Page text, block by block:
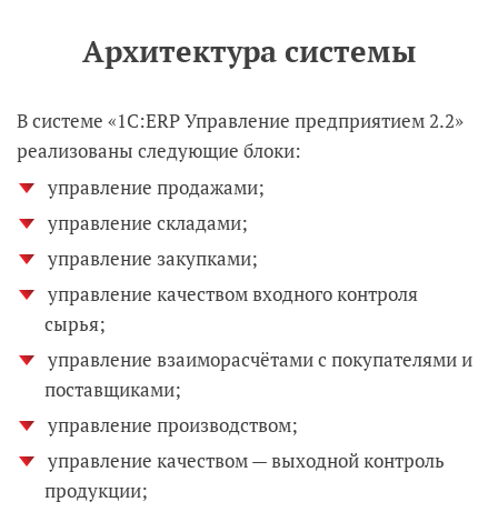
Архитектура системы
В системе «1С:ERP Управление предприятием 2.2»
реализованы следующие блоки:
управление продажами;
управление складами;
управление закупками;
управление качеством входного контроля
сырья;
управление взаиморасчётами с покупателями и
поставщиками;
управление производством;
управление качеством — выходной контроль
продукции;